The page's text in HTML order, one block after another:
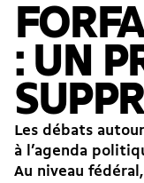
: UN
Les débats
à l’agenda
Au niveau